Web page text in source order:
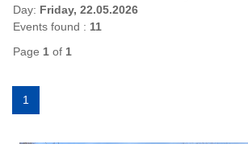
Day: Friday, 22.05.2026
Events found : 11
Page 1 of 1
1